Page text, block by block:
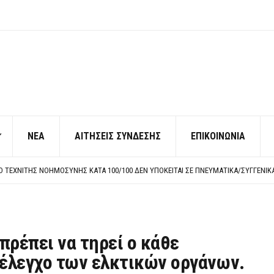
ΝΕΑ ΑΙΤΗΣΕΙΣ ΣΥΝΔΕΣΗΣ ΕΠΙΚΟΙΝΩΝΙΑ
ΧΩΡΊΣ ΤΟ ΑΠΟΔΕΙΚΤΙΚΌ ΥΠΟΒΟΛΉΣ ΓΝΩΣΤΟΠΟΊΗΣΗΣ
να τηρεί ο κάθε
των ελκτικών οργάνων.